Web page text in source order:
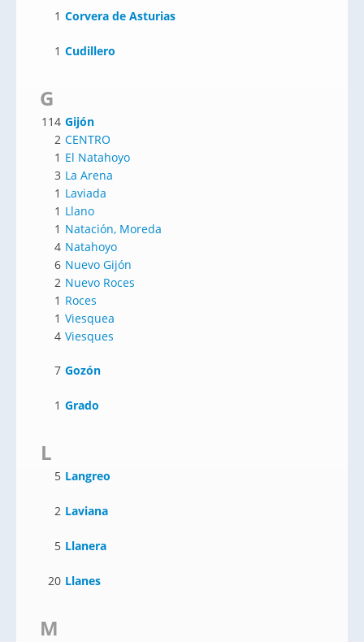
1 Corvera de Asturias
1 Cudillero
G
114 Gijón
2 CENTRO
1 El Natahoyo
3 La Arena
1 Laviada
1 Llano
1 Natación, Moreda
4 Natahoyo
6 Nuevo Gijón
2 Nuevo Roces
1 Roces
1 Viesquea
4 Viesques
7 Gozón
1 Grado
L
5 Langreo
2 Laviana
5 Llanera
20 Llanes
M